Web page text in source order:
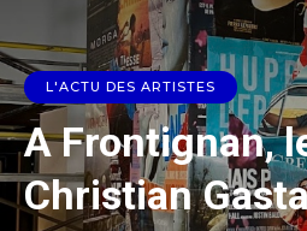
L'ACTU DES ARTISTES
A Frontignan,
Christian